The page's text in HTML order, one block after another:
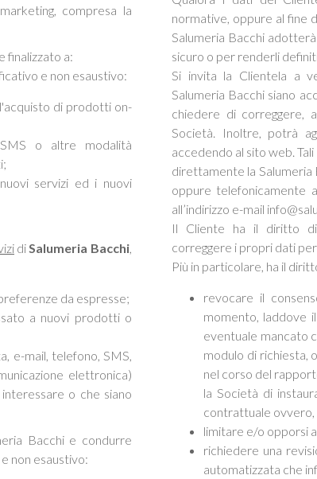
compresa la
finalizzato a:
e non esaustivo:
di prodotti on-
o altre modalità
servizi ed i nuovi
di Salumeria Bacchi
da espresse;
a nuovi prodotti o
e-mail, telefono, SMS,
elettronica)
o che siano
Bacchi e condurre
non esaustivo:
normative, oppure al fine
Salumeria Bacchi
sicuro o per renderli
Si invita la Clientela a
Salumeria Bacchi siano
chiedere di correggere,
Società. Inoltre, potrà
accedendo al sito web.
direttamente la Salumeria
oppure telefonicamente
all’indirizzo e-mail
Il Cliente ha il diritto di
correggere i propri dati
Più in particolare, ha il
revocare il
momento, laddove
eventuale mancato
modulo di richiesta,
nel corso del
la Società di
contrattuale
limitare e/o opporsi
richiedere una
automatizzata che